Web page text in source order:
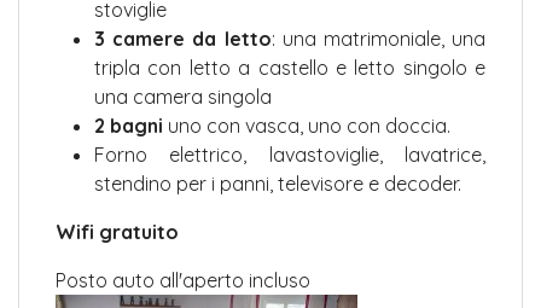
stoviglie
3 camere da letto: una matrimoniale, una
tripla con letto a castello e letto singolo e
una camera singola
2 bagni uno con vasca, uno con doccia.
Forno elettrico, lavastoviglie, lavatrice,
stendino per i panni, televisore e decoder.
Wifi gratuito
Posto auto all'aperto incluso